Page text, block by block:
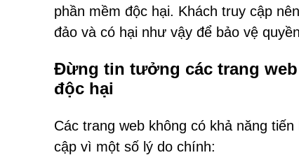
phần mềm độc hại. Khách truy cập
đảo và có hại như vậy để bảo vệ
Đừng tin tưởng các trang
độc hại
Các trang web không có khả năng
cập vì một số lý do chính: